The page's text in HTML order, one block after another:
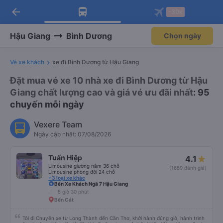
Tải app Vexere ngay!
Nhận ưu đãi thành viên độc
Mở app
Tải app Vexere
-30k/ghế khi đặt vé máy bay qua
Mở app
arrow_back
Hậu Giang Bình Dương Chọn ngày
Vé xe khách xe đi Bình Dương từ Hậu Giang
Đặt mua vé xe 10 nhà xe đi Bình Dương từ Hậu
Giang chất lượng cao và giá vé ưu đãi nhất: 95
chuyến mỗi ngày
Vexere Team
Ngày cập nhật: 07/08/2026
Tuấn Hiệp
Limousine giường nằm 36 chỗ
Limousine phòng đôi 24 chỗ
+3 loại xe khác
4.1
(1659 đánh giá)
Bến Xe Khách Ngã 7 Hậu Giang
5 giờ 30 phút
Bến Cát
Tôi đi Chuyến xe từ Long Thành đến Cần Thơ, khởi hành đúng giờ, hành trình